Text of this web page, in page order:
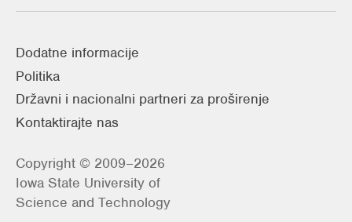
Dodatne informacije
Politika
Državni i nacionalni partneri za proširenje
Kontaktirajte nas
Copyright © 2009–2026
Iowa State University of
Science and Technology